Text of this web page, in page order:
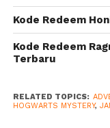
Kode Redeem
Kode Redeem
Terbaru
RELATED TOPICS:
HOGWARTS MYSTERY,